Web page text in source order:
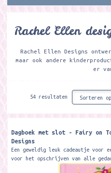
Rachel Ellen
Rachel Ellen Designs
maar ook andere
er
54 resultaten Sorteren op
Dagboek met slot - Fairy on
Designs
Een geweldig leuk cadeautje voor
voor het opschrijven van alle